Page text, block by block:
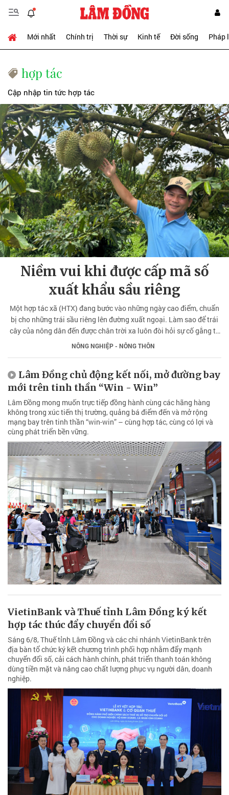
Mới nhất Chính trị Thời sự Kinh tế Đời sống Pháp
hợp tác
Cập nhập tin tức hợp tác
Niềm vui khi được cấp mã số
xuất khẩu sầu riêng
Một hợp tác xã (HTX) đang bước vào những ngày cao điểm, chuẩn
bị cho những trái sầu riêng lên đường xuất ngoại. Làm sao để trái
cây của nông dân đến được chân trời xa luôn đòi hỏi sự cố gắng từ
người nông dân sản xuất tới người quản lý.
NÔNG NGHIỆP - NÔNG THÔN
Lâm Đồng chủ động kết nối, mở đường bay
mới trên tinh thần “Win - Win”
Lâm Đồng mong muốn trực tiếp đồng hành cùng các hãng hàng
không trong xúc tiến thị trường, quảng bá điểm đến và mở rộng
mạng bay trên tinh thần “win-win” – cùng hợp tác, cùng có lợi và
cùng phát triển bền vững.
VietinBank và Thuế tỉnh Lâm Đồng ký kết
hợp tác thúc đẩy chuyển đổi số
Sáng 6/8, Thuế tỉnh Lâm Đồng và các chi nhánh VietinBank trên
địa bàn tổ chức ký kết chương trình phối hợp nhằm đẩy mạnh
chuyển đổi số, cải cách hành chính, phát triển thanh toán không
dùng tiền mặt và nâng cao chất lượng phục vụ người dân, doanh
nghiệp.